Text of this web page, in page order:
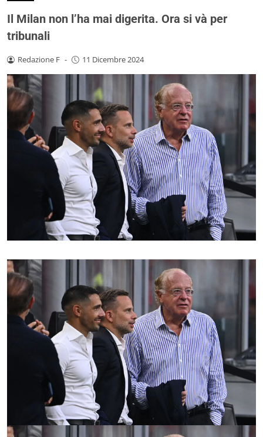
Il Milan non l’ha mai digerita. Ora si và per
tribunali
Redazione F - 11 Dicembre 2024